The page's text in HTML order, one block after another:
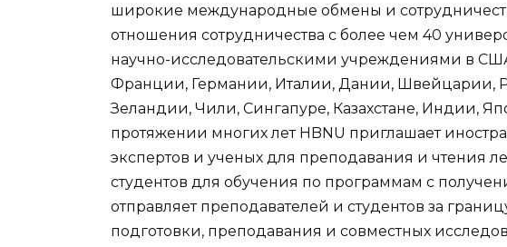
широкие международные обмены и
отношения сотрудничества с более чем 40
научно-исследовательскими учреждениями в
Франции, Германии, Италии, Дании, Швейцарии,
Зеландии, Чили, Сингапуре, Казахстане, Индии,
протяжении многих лет HBNU приглашает
экспертов и ученых для преподавания и чтения
студентов для обучения по программам с
отправляет преподавателей и студентов за
подготовки, преподавания и совместных